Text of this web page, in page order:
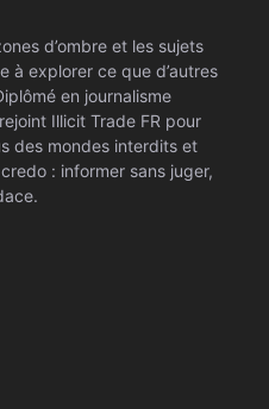
d’ombre et les sujets
à explorer ce que d’autres
en journalisme
Illicit Trade FR pour
des mondes interdits et
: informer sans juger,